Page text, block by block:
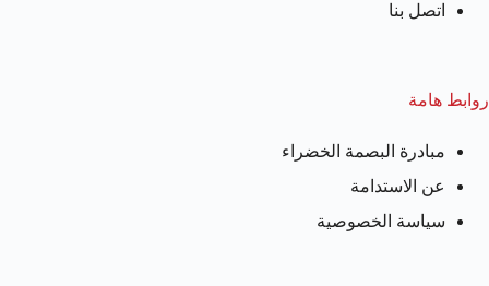
اتصل بنا
روابط هامة
مبادرة البصمة الخضراء
عن الاستدامة
سياسة الخصوصية